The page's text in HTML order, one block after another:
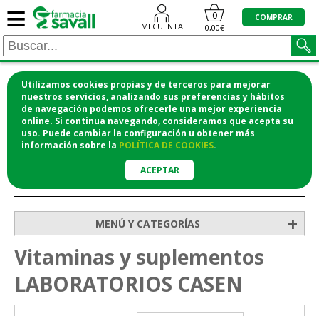
Utilizamos cookies propias y de terceros para mejorar
nuestros servicios, analizando sus preferencias y hábitos
de navegación podemos ofrecerle una mejor experiencia
online. Si continua navegando, consideramos que acepta su
uso. Puede cambiar la configuración u obtener más
información sobre la POLÍTICA DE COOKIES.
ACEPTAR
≡ MI CUENTA
0
0,00€
COMPRAR
¡COMPRA CÓMODAMENTE DESDE CASA Y RECOGE
EN LA FARMACIA!
o si lo prefieres te lo mandamos a casa
Vitaminas y suplementos
MENÚ Y CATEGORÍAS +
Vitaminas y suplementos
LABORATORIOS CASEN